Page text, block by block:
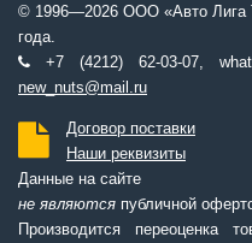
© 1996—2026 ООО «Авто Лига
года.
+7 (4212) 62-03-07,
new_nuts@mail.ru
Договор поставки
Наши реквизиты
Данные на сайте
не являются публичной
Производится переоценка